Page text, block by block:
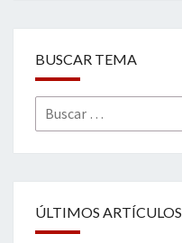
BUSCAR TEMA
Buscar
por:
ÚLTIMOS ARTÍCULOS